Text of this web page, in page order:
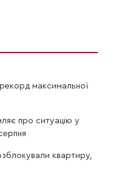
рекорд максимальної
про ситуацію у
квартиру,